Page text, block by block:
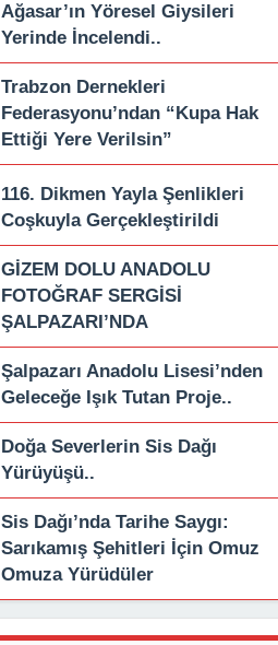
Ağasar’ın Yöresel Giysileri
Yerinde İncelendi..
Trabzon Dernekleri
Federasyonu’ndan “Kupa Hak
Ettiği Yere Verilsin”
116. Dikmen Yayla Şenlikleri
Coşkuyla Gerçekleştirildi
GİZEM DOLU ANADOLU
FOTOĞRAF SERGİSİ
ŞALPAZARI’NDA
Şalpazarı Anadolu Lisesi’nden
Geleceğe Işık Tutan Proje..
Doğa Severlerin Sis Dağı
Yürüyüşü..
Sis Dağı’nda Tarihe Saygı:
Sarıkamış Şehitleri İçin Omuz
Omuza Yürüdüler